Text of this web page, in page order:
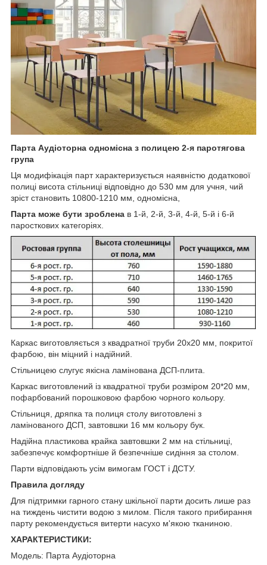
Парта Аудіоторна одномісна з полицею 2-я паротягова
група
Ця модифікація парт характеризується наявністю додаткової
полиці висота стільниці відповідно до 530 мм для учня, чий
зріст становить 10800-1210 мм, одномісна,
Парта може бути зроблена в 1-й, 2-й, 3-й, 4-й, 5-й і 6-й
паросткових категоріях.
Каркас виготовляється з квадратної труби 20x20 мм, покритої
фарбою, він міцний і надійний.
Стільницею слугує якісна ламінована ДСП-плита.
Каркас виготовлений із квадратної труби розміром 20*20 мм,
пофарбований порошковою фарбою чорного кольору.
Стільниця, дряпка та полиця столу виготовлені з
ламінованого ДСП, завтовшки 16 мм кольору бук.
Надійна пластикова крайка завтовшки 2 мм на стільниці,
забезпечує комфортніше й безпечніше сидіння за столом.
Парти відповідають усім вимогам ГОСТ і ДСТУ.
Правила догляду
Для підтримки гарного стану шкільної парти досить лише раз
на тиждень чистити водою з милом. Після такого прибирання
парту рекомендується витерти насухо м'якою тканиною.
ХАРАКТЕРИСТИКИ:
Модель: Парта Аудіоторна